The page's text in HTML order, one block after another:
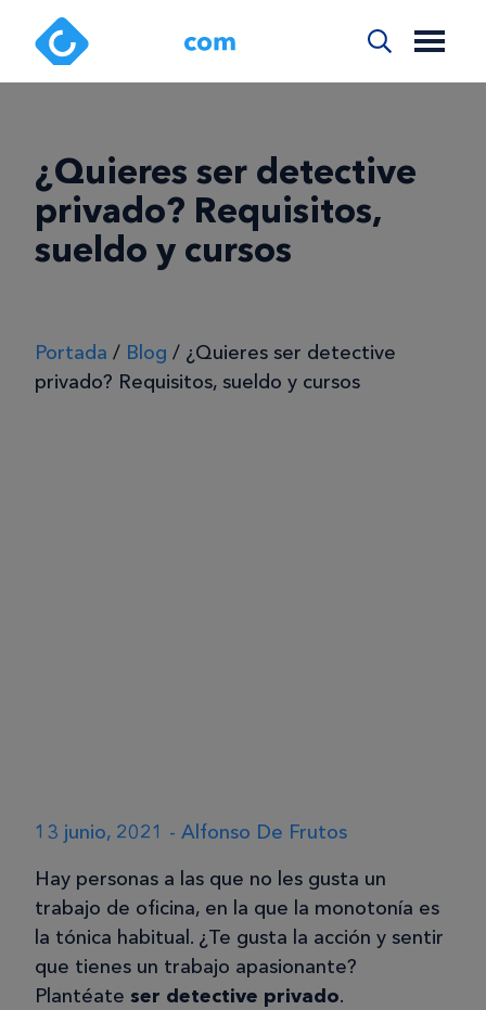
¿Quieres ser detective
privado? Requisitos,
sueldo y cursos
Portada / Blog / ¿Quieres ser detective
privado? Requisitos, sueldo y cursos
13 junio, 2021 - Alfonso De Frutos
Hay personas a las que no les gusta un
trabajo de oficina, en la que la monotonía es
la tónica habitual. ¿Te gusta la acción y sentir
que tienes un trabajo apasionante?
Plantéate ser detective privado.